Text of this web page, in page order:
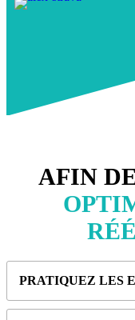
AFIN
PRATIQUEZ LES